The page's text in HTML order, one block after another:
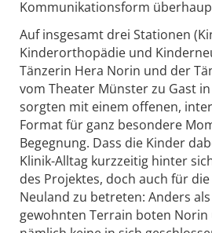
Kommunikationsform
Auf insgesamt drei Stationen
Kinderorthopädie und
Tänzerin Hera Norin und der
vom Theater Münster zu Gast
sorgten mit einem offenen,
Format für ganz besondere
Begegnung. Dass die Kinder
Klinik-Alltag kurzzeitig hinter
des Projektes, doch auch für
Neuland zu betreten: Anders
gewohnten Terrain boten Norin